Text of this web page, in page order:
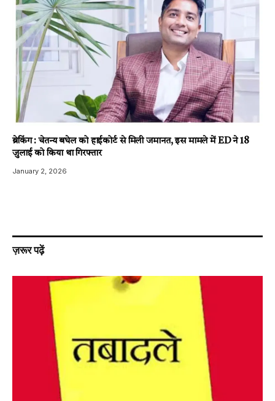
ब्रेकिंग : चेतन्य बघेल को हाईकोर्ट से मिली जमानत, इस मामले में ED ने 18
जुलाई को किया था गिरफ्तार
January 2, 2026
ज़रूर पढ़ें